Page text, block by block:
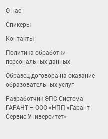
О нас
Спикеры
Контакты
Политика обработки
персональных данных
Образец договора на оказание
образовательных услуг
Разработчик ЭПС Система
ГАРАНТ – ООО «НПП « Гарант-
Сервис-Университет»